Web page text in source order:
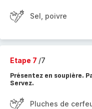
Sel, poivre
Etape 7 /7
Présentez en soupière.
Servez.
Pluches de